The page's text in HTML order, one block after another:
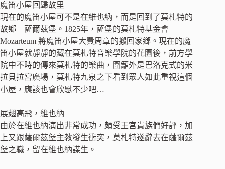
魔笛小屋回歸故里
現在的魔笛小屋可不是在維也納，而是回到了莫札特的
故鄉—薩爾茲堡。1825年，薩堡的莫札特基金會
Mozarteum 將魔笛小屋大費周章的搬回家鄉。現在的魔
笛小屋就靜靜的藏在莫札特音樂學院的花園後，前方學
院中不時的傳來莫札特的樂曲，圍籬外是巴洛克式的米
拉貝拉宮廣場，莫札特九泉之下看到眾人如此重視這個
小屋，應該也會欣慰不少吧…
展翅高飛，維也納
由於在維也納演出非常成功，頗受王宮貴族們好評，加
上又跟薩爾茲堡主教發生衝突，莫札特遂辭去在薩爾茲
堡之職，留在維也納謀生。